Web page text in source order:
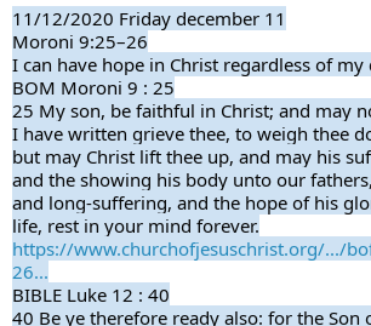
11/12/2020 Friday december 11
Moroni 9:25–26
I can have hope in Christ regardless of my
BOM Moroni 9 : 25
25 My son, be faithful in Christ; and may
I have written grieve thee, to weigh thee
but may Christ lift thee up, and may his
and the showing his body unto our
and long-suffering, and the hope of his
life, rest in your mind forever.
https://www.churchofjesuschrist.org/.../
26...
BIBLE Luke 12 : 40
40 Be ye therefore ready also: for the Son